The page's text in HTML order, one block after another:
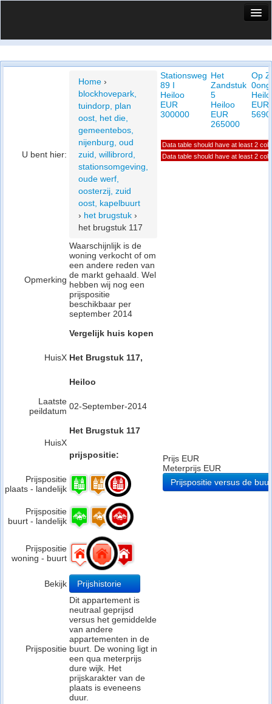
Vergelijk prijsposities - wijk
Privacy beleid
U bent hier:
Home ›
blockhovepark,
tuindorp, plan
oost, het die,
gemeentebos,
nijenburg, oud
zuid, willibrord,
stationsomgeving,
oude werf,
oosterzij, zuid
oost, kapelbuurt
› het brugstuk ›
het brugstuk 117
Opmerking
Waarschijnlijk is de
woning verkocht of om
een andere reden van
de markt gehaald. Wel
hebben wij nog een
prijspositie
beschikbaar per
september 2014
HuisX
Vergelijk huis kopen
Het Brugstuk 117,
Heiloo
Laatste
peildatum 02-September-2014
HuisX
Het Brugstuk 117
prijspositie:
Prijspositie
plaats - landelijk
Prijspositie
buurt - landelijk
Prijspositie
woning - buurt
Bekijk Prijshistorie
Prijspositie
Dit appartement is
neutraal geprijsd
versus het gemiddelde
van andere
appartementen in de
buurt. De woning ligt in
een qua meterprijs
dure wijk. Het
prijskarakter van de
plaats is eveneens
duur.
Stationsweg
89 I
Heiloo
EUR
300000
Het
Zandstuk
5
Heiloo
EUR
265000
Op
0ong
EUR
Data table should have at least 2
Data table should have at least 2
Prijs EUR
Meterprijs EUR
Prijspositie versus de